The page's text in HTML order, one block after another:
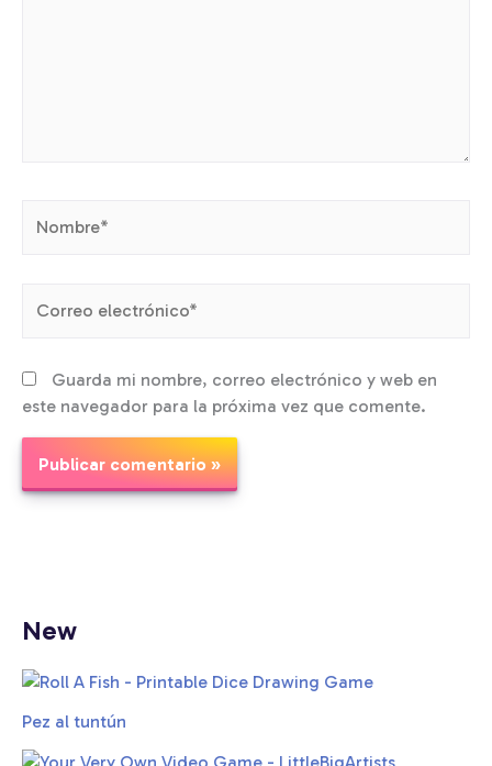
electrónico*
Guarda mi nombre, correo electrónico y web en
este navegador para la próxima vez que comente.
New
Pez al tuntún